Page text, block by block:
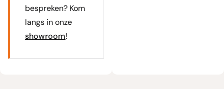
bespreken? Kom
langs in onze
showroom!